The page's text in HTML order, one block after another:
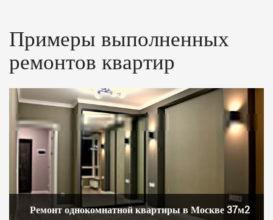
Примеры выполненных
ремонтов квартир
Ремонт однокомнатной квартиры в Москве 37м2